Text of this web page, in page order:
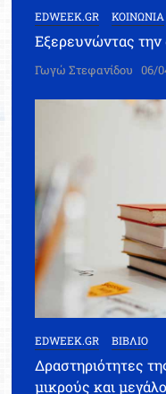
EDWEEK.GR ΚΟΙΝΩΝΙΑ
Εξερευνώντας την
Γωγώ Στεφανίδου 06/
EDWEEK.GR ΒΙΒΛΙΟ
Δραστηριότητες
μικρούς και